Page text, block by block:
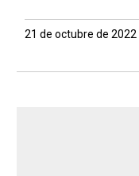
21 de octubre de 2022